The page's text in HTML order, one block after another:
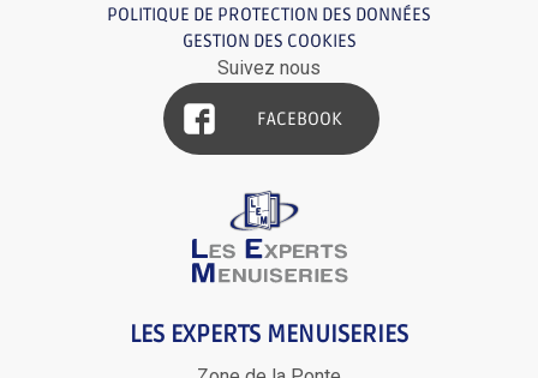
POLITIQUE DE PROTECTION DES DONNÉES
GESTION DES COOKIES
Suivez nous
FACEBOOK
LES EXPERTS MENUISERIES